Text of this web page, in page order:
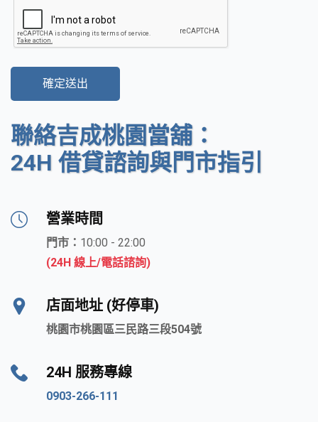
確定送出
聯絡吉成桃園當舖：
24H 借貸諮詢與門市指引
營業時間
門市： 10:00 - 22:00
(24H 線上/電話諮詢)
店面地址 (好停車)
桃園市桃園區三民路三段504號
24H 服務專線
0903-266-111